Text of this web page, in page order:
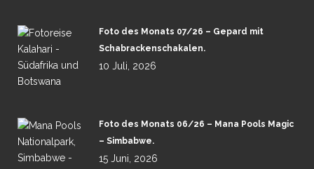
Foto des Monats 07/26 – Gepard mit
Schabrackenschakalen.
10 Juli, 2026
Foto des Monats 06/26 – Mana Pools Magic
– Simbabwe.
15 Juni, 2026